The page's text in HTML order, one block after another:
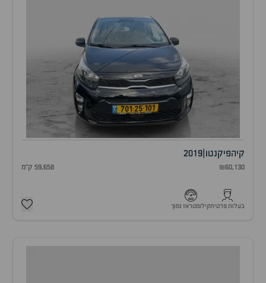
קיהפיקנטו 2019
₪60,130 59,658 ק"מ
בעלות פרטיתקילומטראז נמוך